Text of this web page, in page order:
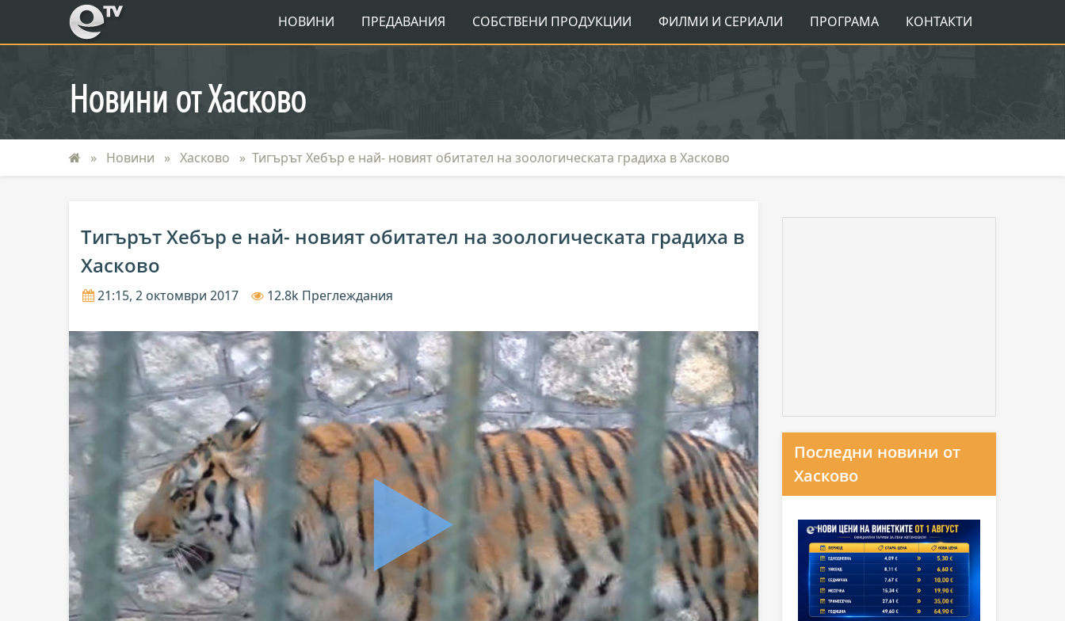
eTV НОВИНИ ПРЕДАВАНИЯ СОБСТВЕНИ ПРОДУКЦИИ ФИЛМИ И СЕРИАЛИ ПРОГРАМА КОНТАКТИ
Новини от Хасково
Новини Хасково Тигърът Хебър е най- новият обитател на зоологическата градиха в Хасково
Тигърът Хебър е най- новият обитател на зоологическата градиха в
Хасково
21:15, 2 октомври 2017 12.8k Преглеждания
Последни новини от
Хасково